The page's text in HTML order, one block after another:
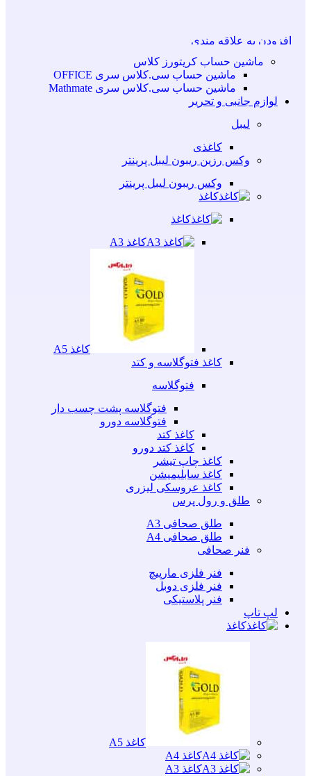
افزودن به علاقه مندی
انتخاب گزینه ها
این محصول دارای انواع مختلفی می باشد. گزینه
ممکن است در صفحه محصول انتخاب شوند
مشاهده سریع
ماشین حساب کریتورز کلاس
ماشین حساب سی.کلاس سری OFFICE
ماشین حساب سی.کلاس سری Mathmate
لوازم جانبی و تحریر
لیبل
کاغذی
وکس رزین ریبون لیبل پرینتر
وکس ریبون لیبل پرینتر
کاغذ
کاغذ
کاغذ A3
کاغذ A5
کاغذ فتوگلاسه و کتد
فتوگلاسه
فتوگلاسه پشت چسب دار
فتوگلاسه دورو
کاغذ کتد
کاغذ کتد دورو
کاغذ چاپ تیشر
کاغذ سابلیمیشن
کاغذ عروسکی لیزری
طلق و رول پرس
طلق صحافی A3
طلق صحافی A4
فنر صحافی
فنر فلزی مارپیچ
فنر فلزی دوبل
فنر پلاستیکی
لپ تاپ
کاغذ
کاغذ A5
کاغذ A4
کاغذ A3